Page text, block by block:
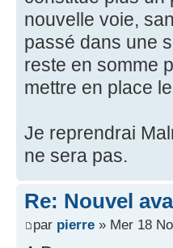
nouvelle voie,
passé dans une
reste en somme
mettre en place
Je reprendrai
ne sera pas.
Re: Nouvel
par pierre » Mer 18